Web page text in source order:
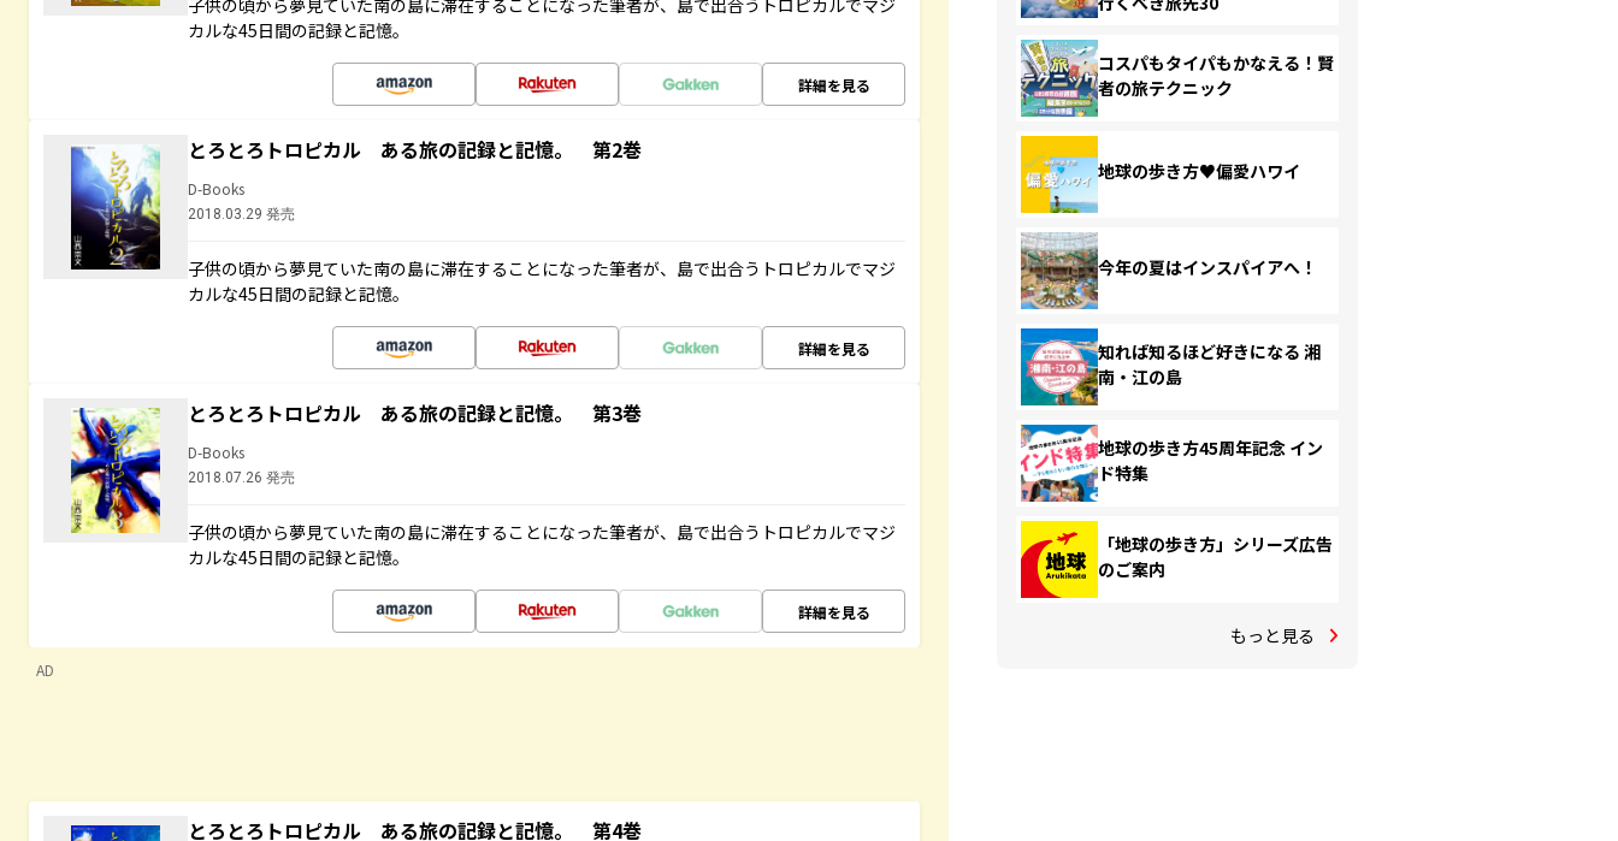
子供の頃から夢見ていた南の島に滞在することになった筆者が、島で出合うトロピカルでマジ
カルな45日間の記録と記憶。
詳細を見る
とろとろトロピカル ある旅の記録と記憶。 第2巻
D-Books
2018.03.29 発売
子供の頃から夢見ていた南の島に滞在することになった筆者が、島で出合うトロピカルでマジ
カルな45日間の記録と記憶。
詳細を見る
とろとろトロピカル ある旅の記録と記憶。 第3巻
D-Books
2018.07.26 発売
子供の頃から夢見ていた南の島に滞在することになった筆者が、島で出合うトロピカルでマジ
カルな45日間の記録と記憶。
詳細を見る
AD
とろとろトロピカル ある旅の記録と記憶。 第4巻
コスパもタイパもかなえる！賢
者の旅テクニック
地球の歩き方♥偏愛ハワイ
今年の夏はインスパイアへ！
知れば知るほど好きになる 湘
南・江の島
地球の歩き方45周年記念 イン
ド特集
「地球の歩き方」シリーズ広告
のご案内
もっと見る